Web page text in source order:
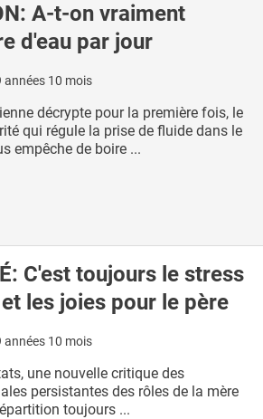
A-t-on vraiment
d'eau par jour
années 10 mois
décrypte pour la première fois, le
qui régule la prise de fluide dans le
empêche de boire ...
C'est toujours le stress
les joies pour le père
années 10 mois
une nouvelle critique des
persistantes des rôles de la mère
toujours ...